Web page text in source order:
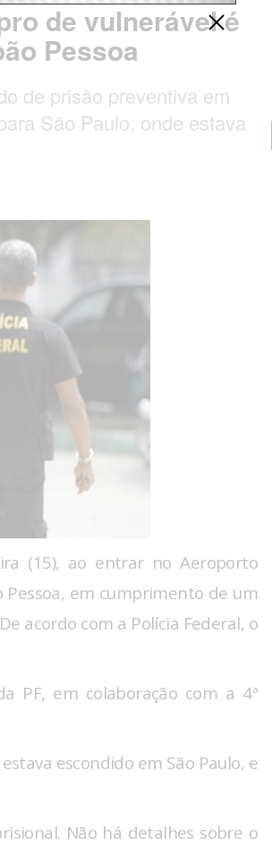
de vulnerável é
Pessoa
de prisão preventiva em
São Paulo, onde estava
(15), ao entrar no Aeroporto
Pessoa, em cumprimento de um
acordo com a Polícia Federal, o
PF, em colaboração com a 4ª
escondido em São Paulo, e
Não há detalhes sobre o